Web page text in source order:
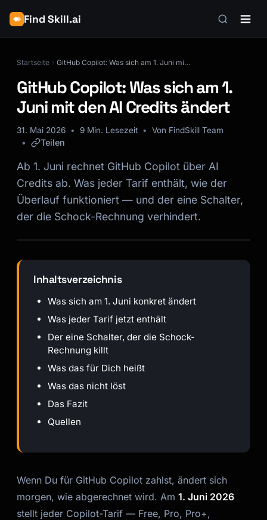
Find Skill.ai
Startseite GitHub Copilot: Was sich am 1. Juni mit den AI Credits ändert
GitHub Copilot: Was sich am 1.
Juni mit den AI Credits ändert
31. Mai 2026 9 Min. Lesezeit Von FindSkill Team
Teilen
Ab 1. Juni rechnet GitHub Copilot über AI
Credits ab. Was jeder Tarif enthält, wie der
Überlauf funktioniert — und der eine Schalter,
der die Schock-Rechnung verhindert.
Inhaltsverzeichnis
Was sich am 1. Juni konkret ändert
Was jeder Tarif jetzt enthält
Der eine Schalter, der die Schock-
Rechnung killt
Was das für Dich heißt
Was das nicht löst
Das Fazit
Quellen
Wenn Du für GitHub Copilot zahlst, ändert sich
morgen, wie abgerechnet wird. Am 1. Juni 2026
stellt jeder Copilot-Tarif — Free, Pro, Pro+,